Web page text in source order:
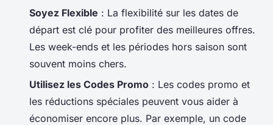
Soyez Flexible : La flexibilité sur les dates de
départ est clé pour profiter des meilleures offres.
Les week-ends et les périodes hors saison sont
souvent moins chers.
Utilisez les Codes Promo : Les codes promo et
les réductions spéciales peuvent vous aider à
économiser encore plus. Par exemple, un code